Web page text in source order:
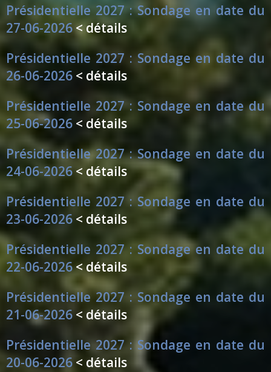
Présidentielle 2027 : Sondage en date du
27-06-2026 < détails
Présidentielle 2027 : Sondage en date du
26-06-2026 < détails
Présidentielle 2027 : Sondage en date du
25-06-2026 < détails
Présidentielle 2027 : Sondage en date du
24-06-2026< détails
Présidentielle 2027 : Sondage en date du
23-06-2026 < détails
Présidentielle 2027 : Sondage en date du
22-06-2026< détails
Présidentielle 2027 : Sondage en date du
21-06-2026 < détails
Présidentielle 2027 : Sondage en date du
20-06-2026 < détails